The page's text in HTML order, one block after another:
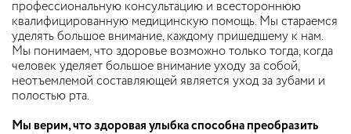
профессиональную консультацию и всестороннюю
квалифицированную медицинскую помощь. Мы стараемся
уделять большое внимание, каждому пришедшему к нам.
Мы понимаем, что здоровье возможно только тогда, когда
человек уделяет большое внимание уходу за собой,
неотъемлемой составляющей является уход за зубами и
полостью рта.
Мы верим, что здоровая улыбка способна преобразить